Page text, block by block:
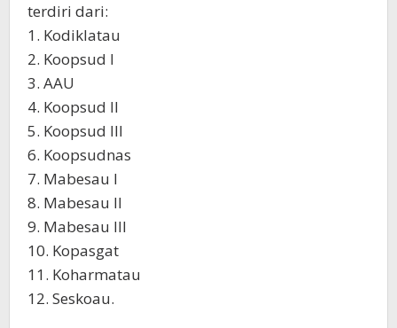
terdiri dari:
1. Kodiklatau
2. Koopsud I
3. AAU
4. Koopsud II
5. Koopsud III
6. Koopsudnas
7. Mabesau I
8. Mabesau II
9. Mabesau III
10. Kopasgat
11. Koharmatau
12. Seskoau.